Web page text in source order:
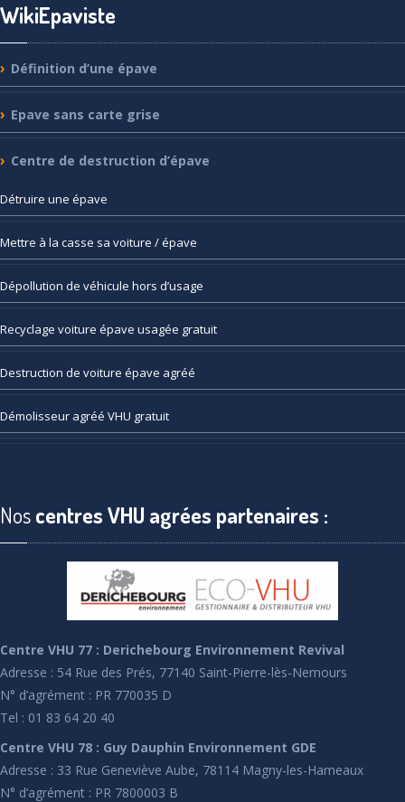
WikiEpaviste
Définition d’une épave
Epave sans carte grise
Centre de destruction d’épave
Détruire une épave
Mettre à la casse sa voiture / épave
Dépollution de véhicule hors d’usage
Recyclage voiture épave usagée gratuit
Destruction de voiture épave agréé
Démolisseur agréé VHU gratuit
Noscentres VHU agrées partenaires :
Centre VHU 77 : Derichebourg Environnement Revival
Adresse : 54 Rue des Prés, 77140 Saint-Pierre-lès-Nemours
N° d’agrément : PR 770035 D
Tel : 01 83 64 20 40
Centre VHU 78 : Guy Dauphin Environnement GDE
Adresse : 33 Rue Geneviève Aube, 78114 Magny-les-Hameaux
N° d’agrément : PR 7800003 B